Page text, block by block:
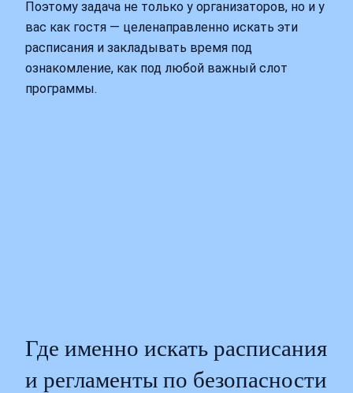
Поэтому задача не только у организаторов, но и у
вас как гостя — целенаправленно искать эти
расписания и закладывать время под
ознакомление, как под любой важный слот
программы.
Где именно искать расписания
и регламенты по безопасности